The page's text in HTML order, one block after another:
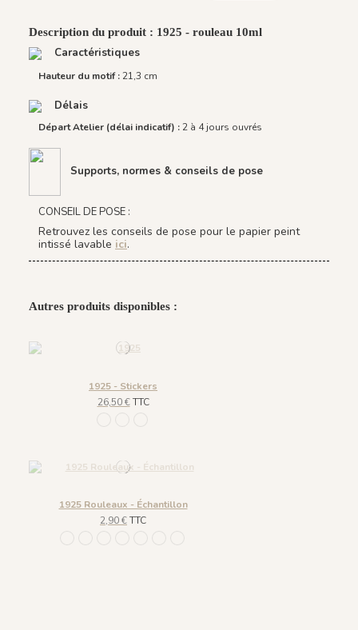
Description du produit : 1925 - rouleau 10ml
Caractéristiques
Hauteur du motif :21,3 cm
Délais
Départ Atelier (délai indicatif) :2 à 4 jours ouvrés
Supports, normes & conseils de pose
CONSEIL DE POSE :
Retrouvez les conseils de pose pour le papier peint
intissé lavable ici.
Autres produits disponibles :
1925 - Stickers
26,50 €TTC
1925 Rouleaux - Échantillon
2,90 €TTC